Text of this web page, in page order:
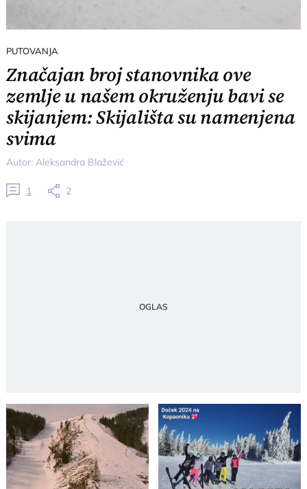
PUTOVANJA
Značajan broj stanovnika ove
zemlje u našem okruženju bavi se
skijanjem: Skijališta su namenjena
svima
Autor:Aleksandra Blažević
1 2